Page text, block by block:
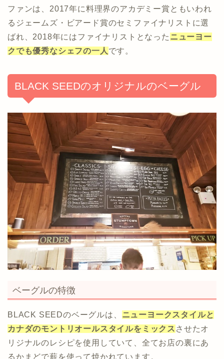
ファンは、2017年に料理界のアカデミー賞ともいわれ
るジェームズ・ビアード賞のセミファイナリストに選
ばれ、2018年にはファイナリストとなった ニューヨー
クでも優秀なシェフの一人 です。
BLACK SEEDのオリジナルのベーグル
ベーグルの特徴
BLACK SEEDのベーグルは、 ニューヨークスタイルと
カナダのモントリオールスタイルをミックス させたオ
リジナルのレシピを使用していて、全てお店の裏にあ
るかまどで薪を使って焼かれています。